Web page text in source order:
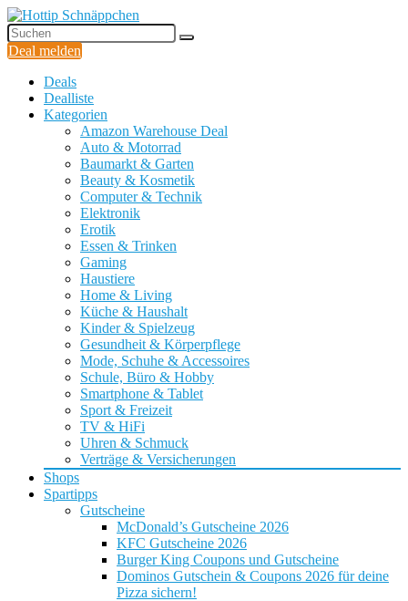
Deal melden
Deals
Dealliste
Kategorien
Amazon Warehouse Deal
Auto & Motorrad
Baumarkt & Garten
Beauty & Kosmetik
Computer & Technik
Elektronik
Erotik
Essen & Trinken
Gaming
Haustiere
Home & Living
Küche & Haushalt
Kinder & Spielzeug
Gesundheit & Körperpflege
Mode, Schuhe & Accessoires
Schule, Büro & Hobby
Smartphone & Tablet
Sport & Freizeit
TV & HiFi
Uhren & Schmuck
Verträge & Versicherungen
Shops
Spartipps
Gutscheine
McDonald’s Gutscheine 2026
KFC Gutscheine 2026
Burger King Coupons und Gutscheine
Dominos Gutschein & Coupons 2026 für deine
Pizza sichern!